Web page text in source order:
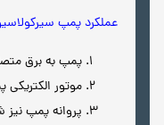
عملکرد پمپ
پمپ به برق
موتور
پروانه پمپ